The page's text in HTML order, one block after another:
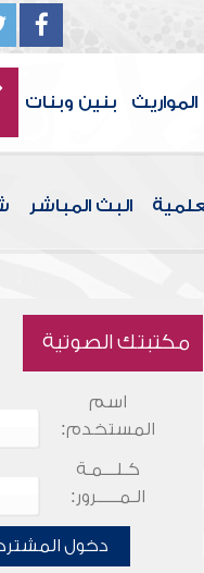
المواريث بنين وبنات
البث المباشر
مكتبتك الصوتية
اسم
المستخدم:
كـلـــمـة
الـمـــــرور:
دخول